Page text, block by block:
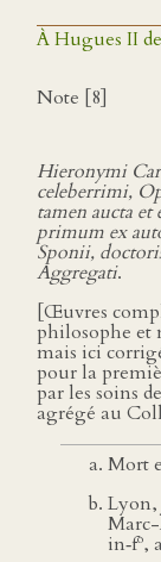
À Hugues II
Note [8]
Hieronymi
celeberrimi,
tamen aucta et
primum ex
Sponii,
Aggregati.
[Œuvres
philosophe et
mais ici
pour la
par les soins
agrégé au
Mort
Lyon,
Marc-
in‑fo,